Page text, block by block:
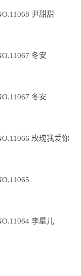
尹甜甜
冬安
冬安
玫瑰我爱你
李星儿